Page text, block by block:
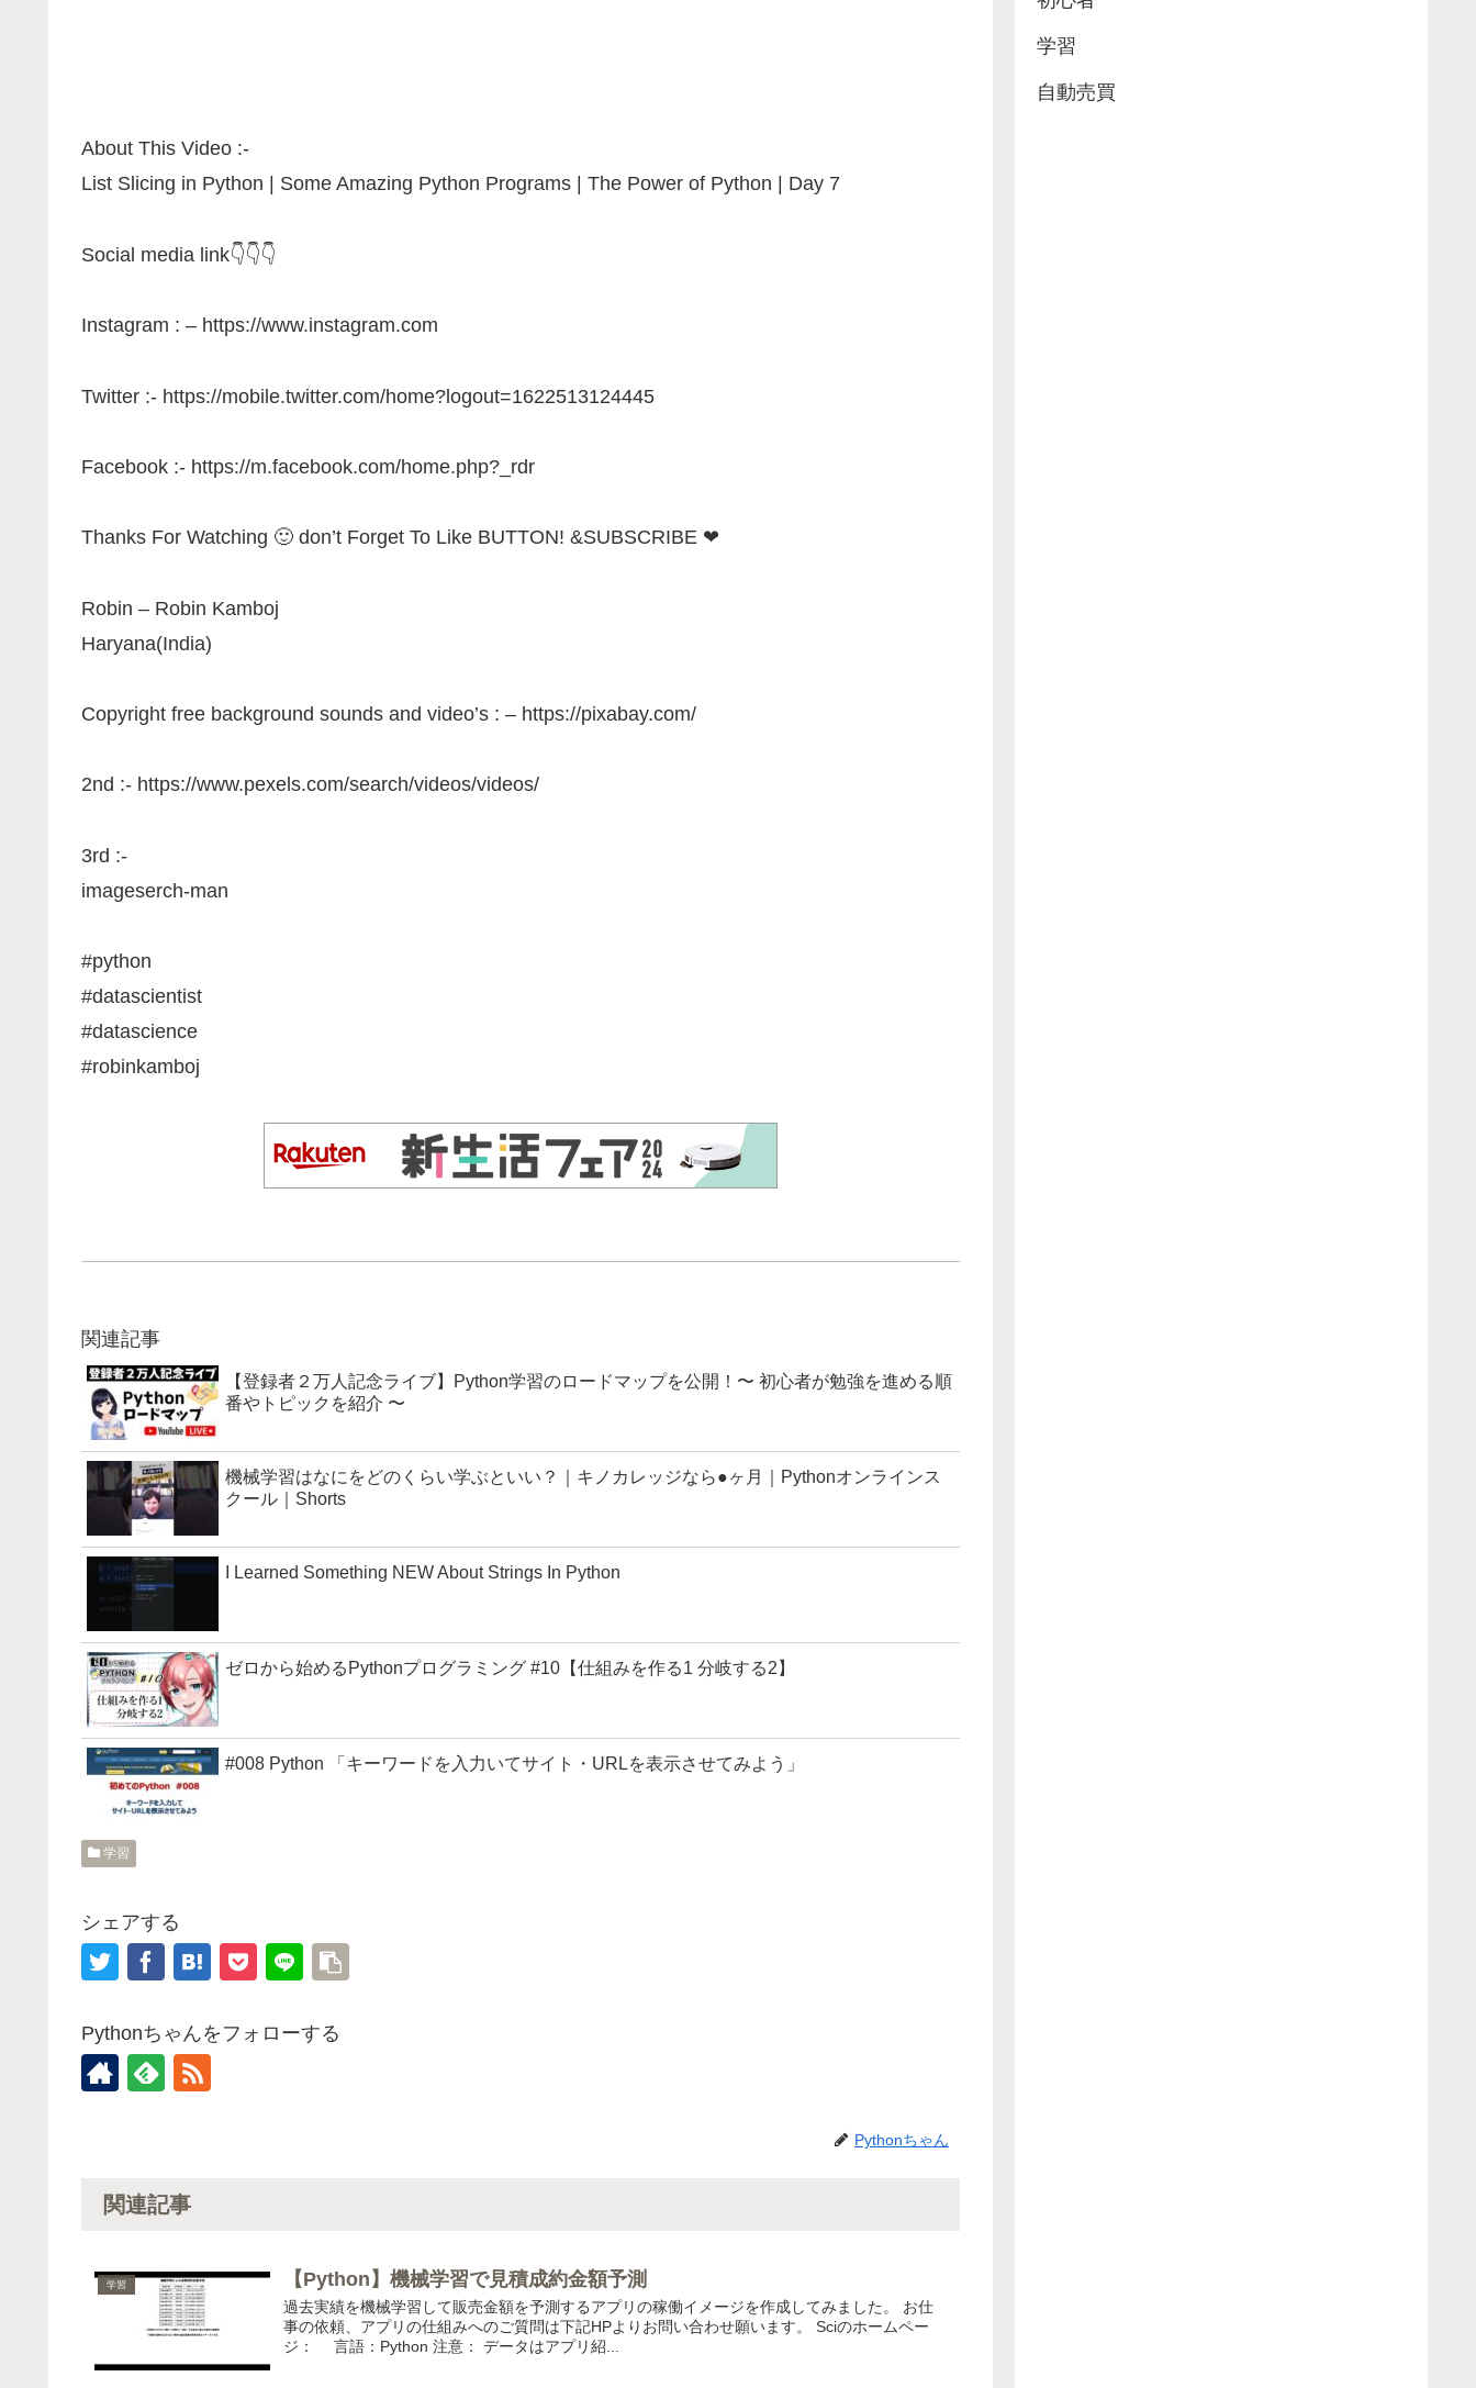
About This Video :-
List Slicing in Python | Some Amazing Python Programs | The Power of Python | Day 7
Social media link👇👇👇
Instagram : – https://www.instagram.com
Twitter :- https://mobile.twitter.com/home?logout=1622513124445
Facebook :- https://m.facebook.com/home.php?_rdr
Thanks For Watching 🙂 don’t Forget To Like BUTTON! &SUBSCRIBE ❤
Robin – Robin Kamboj
Haryana(India)
Copyright free background sounds and video’s : – https://pixabay.com/
2nd :- https://www.pexels.com/search/videos/videos/
3rd :-
imageserch-man
#python
#datascientist
#datascience
#robinkamboj
関連記事
【登録者２万人記念ライブ】Python学習のロードマップを公開！〜 初心者が勉強を進める順
番やトピックを紹介 〜
機械学習はなにをどのくらい学ぶといい？｜キノカレッジなら●ヶ月｜Pythonオンラインス
クール｜Shorts
I Learned Something NEW About Strings In Python
ゼロから始めるPythonプログラミング #10【仕組みを作る1 分岐する2】
#008 Python 「キーワードを入力いてサイト・URLを表示させてみよう」
学習
シェアする
Pythonちゃんをフォローする
Pythonちゃん
関連記事
学習 【Python】機械学習で見積成約金額予測
過去実績を機械学習して販売金額を予測するアプリの稼働イメージを作成してみました。 お仕
事の依頼、アプリの仕組みへのご質問は下記HPよりお問い合わせ願います。 Sciのホームペー
ジ： 言語：Python 注意： データはアプリ紹...
学習
自動売買